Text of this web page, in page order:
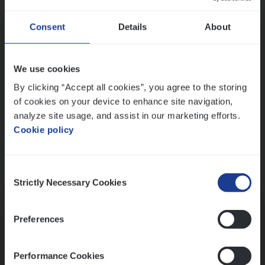
Consent Details About
We use cookies
By clicking “Accept all cookies”, you agree to the storing
of cookies on your device to enhance site navigation,
analyze site usage, and assist in our marketing efforts.
Cookie policy
Selection
Strictly Necessary Cookies
Preferences
Performance Cookies
Ons sollicitatieproces